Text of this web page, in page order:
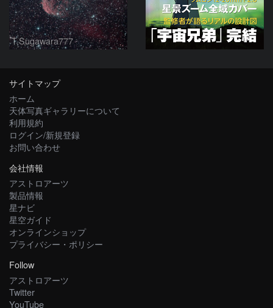
T.Sugawara777
サイトマップ
ホーム
天体写真ギャラリーについて
利用規約
ログイン/新規登録
お問い合わせ
会社情報
アストロアーツ
製品情報
星ナビ
星空ガイド
オンラインショップ
プライバシー・ポリシー
Follow
アストロアーツ
Twitter
YouTube